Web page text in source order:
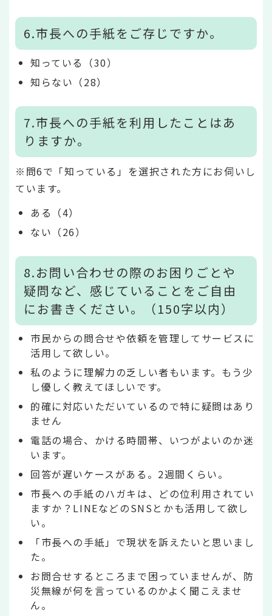
6.市長への手紙をご存じですか。
知っている（30）
知らない（28）
7.市長への手紙を利用したことはあ
りますか。
※問6で「知っている」を選択された方にお伺いし
ています。
ある（4）
ない（26）
8.お問い合わせの際のお困りごとや
疑問など、感じていることをご自由
にお書きください。（150字以内）
市民からの問合せや依頼を管理してサービスに
活用して欲しい。
私のように理解力の乏しい者もいます。もう少
し優しく教えてほしいです。
的確に対応いただいているので特に疑問はあり
ません
電話の場合、かける時間帯、いつがよいのか迷
います。
回答が遅いケースがある。2週間くらい。
市長への手紙のハガキは、どの位利用されてい
ますか？LINEなどのSNSとかも活用して欲し
い。
「市長への手紙」で現状を訴えたいと思いまし
た。
お問合せするところまで困っていませんが、防
災無線が何を言っているのかよく聞こえませ
ん。